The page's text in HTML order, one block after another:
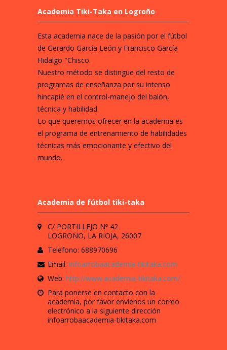
Academia Tiki-Taka en Logroño
Esta academia nace de la pasión por el fútbol
de Gerardo García León y Francisco García
Hidalgo "Chisco.
Nuestro método se distingue del resto de
programas de enseñanza por su intenso
hincapié en el control-manejo del balón,
técnica y habilidad.
Lo que queremos ofrecer en la academia es
el programa de entrenamiento de habilidades
técnicas más emocionante y efectivo del
mundo.
Academia de fútbol tiki-taka
C/ PORTILLEJO Nº 42
LOGROÑO, LA RIOJA, 26007
Telefono: 688970696
Email: infoarrobaacademia-tikitaka.com
Web: http://www.academia-tikitaka.com/
Para ponerse en contacto con la
academia, por favor envíenos un correo
electrónico a la siguiente dirección
infoarrobaacademia-tikitaka.com